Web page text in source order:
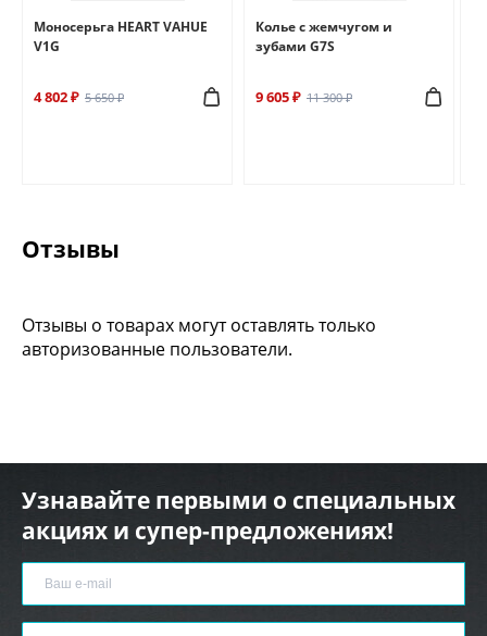
Моносерьга HEART VAHUE
V1G
4 802 ₽ 5 650 ₽
Колье с жемчугом и
зубами G7S
9 605 ₽ 11 300 ₽
Отзывы
Отзывы о товарах могут оставлять только
авторизованные пользователи.
Узнавайте первыми о специальных
акциях и супер-предложениях!